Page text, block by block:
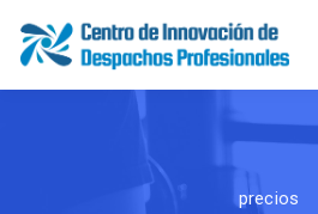
Demos
Congresos
Iniciar
precios